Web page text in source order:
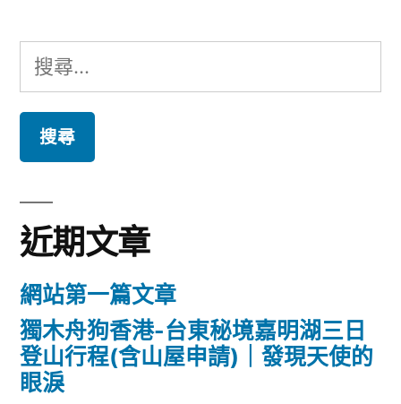
搜
尋
鍵
字:
近期文章
網站第一篇文章
獨木舟狗香港-台東秘境嘉明湖三日
登山行程(含山屋申請)｜發現天使的
眼淚